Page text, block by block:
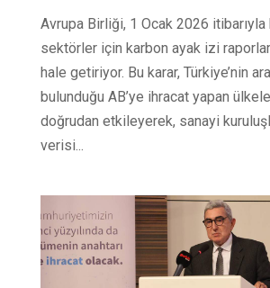
Avrupa Birliği, 1 Ocak 2026 itibarıyla
sektörler için karbon ayak izi
hale getiriyor. Bu karar, Türkiye’nin
bulunduğu AB’ye ihracat yapan
doğrudan etkileyerek, sanayi
verisi...